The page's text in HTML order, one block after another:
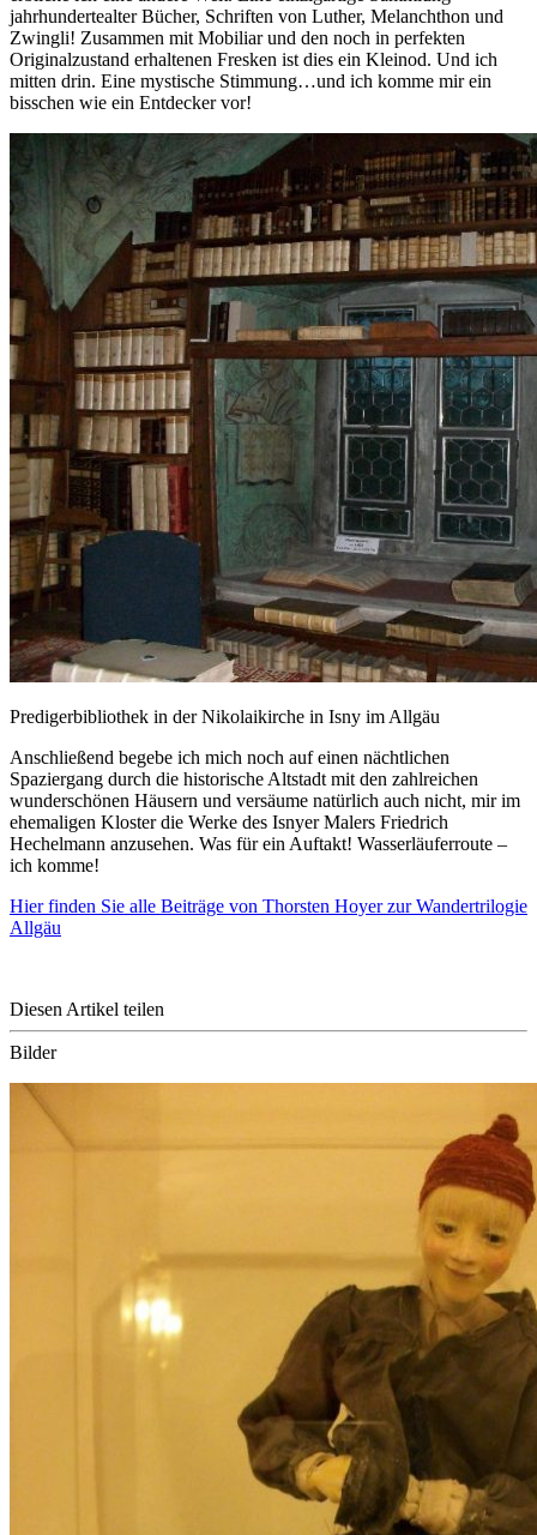
jahrhundertealter Bücher, Schriften von Luther, Melanchthon und
Zwingli! Zusammen mit Mobiliar und den noch in perfekten
Originalzustand erhaltenen Fresken ist dies ein Kleinod. Und ich
mitten drin. Eine mystische Stimmung…und ich komme mir ein
bisschen wie ein Entdecker vor!
Predigerbibliothek in der Nikolaikirche in Isny im Allgäu
Anschließend begebe ich mich noch auf einen nächtlichen
Spaziergang durch die historische Altstadt mit den zahlreichen
wunderschönen Häusern und versäume natürlich auch nicht, mir im
ehemaligen Kloster die Werke des Isnyer Malers Friedrich
Hechelmann anzusehen. Was für ein Auftakt! Wasserläuferroute –
ich komme!
Hier finden Sie alle Beiträge von Thorsten Hoyer zur Wandertrilogie
Allgäu
Diesen Artikel teilen
Bilder